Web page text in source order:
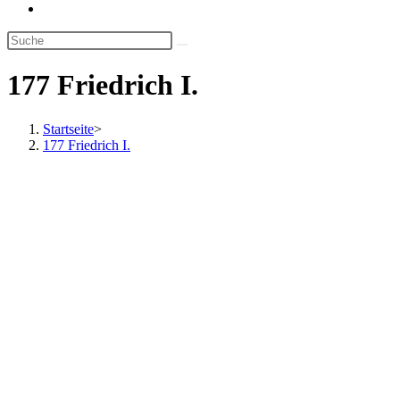
umschalten
177 Friedrich I.
Startseite>
177 Friedrich I.